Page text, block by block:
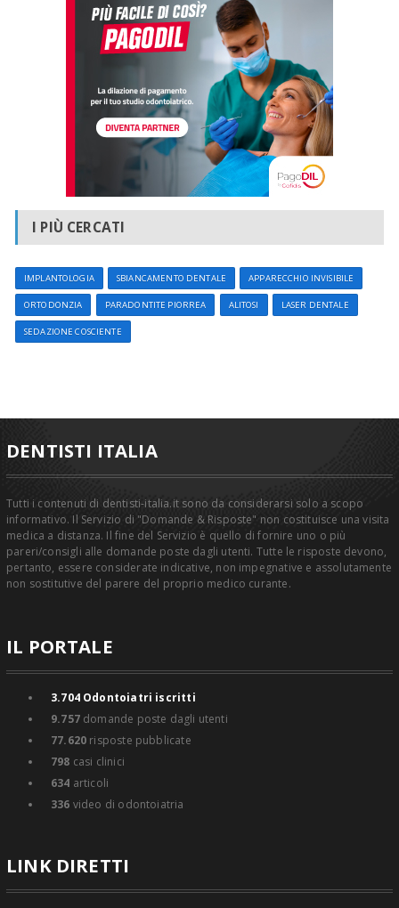
I PIÙ CERCATI
IMPLANTOLOGIA SBIANCAMENTO DENTALE APPARECCHIO INVISIBILE
ORTODONZIA PARADONTITE PIORREA ALITOSI LASER DENTALE
SEDAZIONE COSCIENTE
DENTISTI ITALIA
Tutti i contenuti di dentisti-italia.it sono da considerarsi solo a scopo
informativo. Il Servizio di "Domande & Risposte" non costituisce una visita
medica a distanza. Il fine del Servizio è quello di fornire uno o più
pareri/consigli alle domande poste dagli utenti. Tutte le risposte devono,
pertanto, essere considerate indicative, non impegnative e assolutamente
non sostitutive del parere del proprio medico curante.
IL PORTALE
3.704Odontoiatri iscritti
9.757domande poste dagli utenti
77.620 risposte pubblicate
798 casi clinici
634 articoli
336 video di odontoiatria
LINK DIRETTI